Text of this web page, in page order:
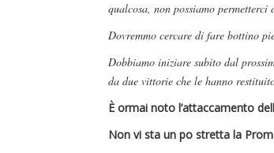
qualcosa, non possiamo
Dovremmo cercare di fare bottino
Dobbiamo iniziare subito dal
da due vittorie che le hanno
È ormai noto l’attaccamento
Non vi sta un po stretta la